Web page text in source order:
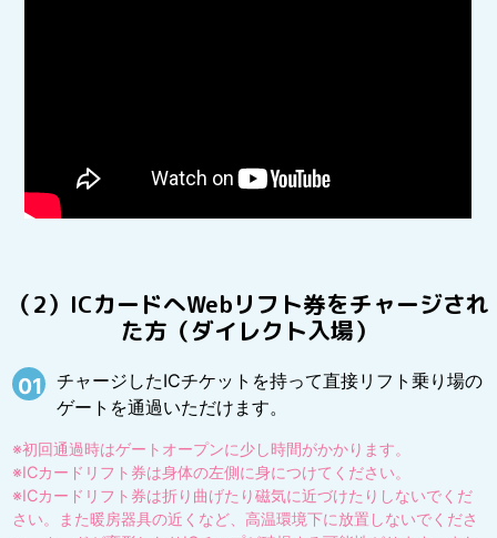
（2）ICカードへWebリフト券をチャージされ
た方（ダイレクト入場）
01
チャージしたICチケットを持って直接リフト乗り場の
ゲートを通過いただけます。
※初回通過時はゲートオープンに少し時間がかかります。
※ICカードリフト券は身体の左側に身につけてください。
※ICカードリフト券は折り曲げたり磁気に近づけたりしないでくだ
さい。また暖房器具の近くなど、高温環境下に放置しないでくださ